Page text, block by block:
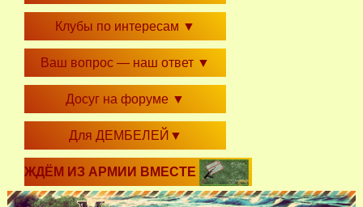
Клубы по интересам ▼
Ваш вопрос — наш ответ ▼
Досуг на форуме ▼
Для ДЕМБЕЛЕЙ ▼
ЖДЁМ ИЗ АРМИИ ВМЕСТЕ